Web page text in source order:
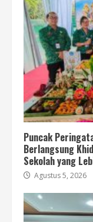
Puncak
Berlangsung
Sekolah yang
Agustus 5, 2026